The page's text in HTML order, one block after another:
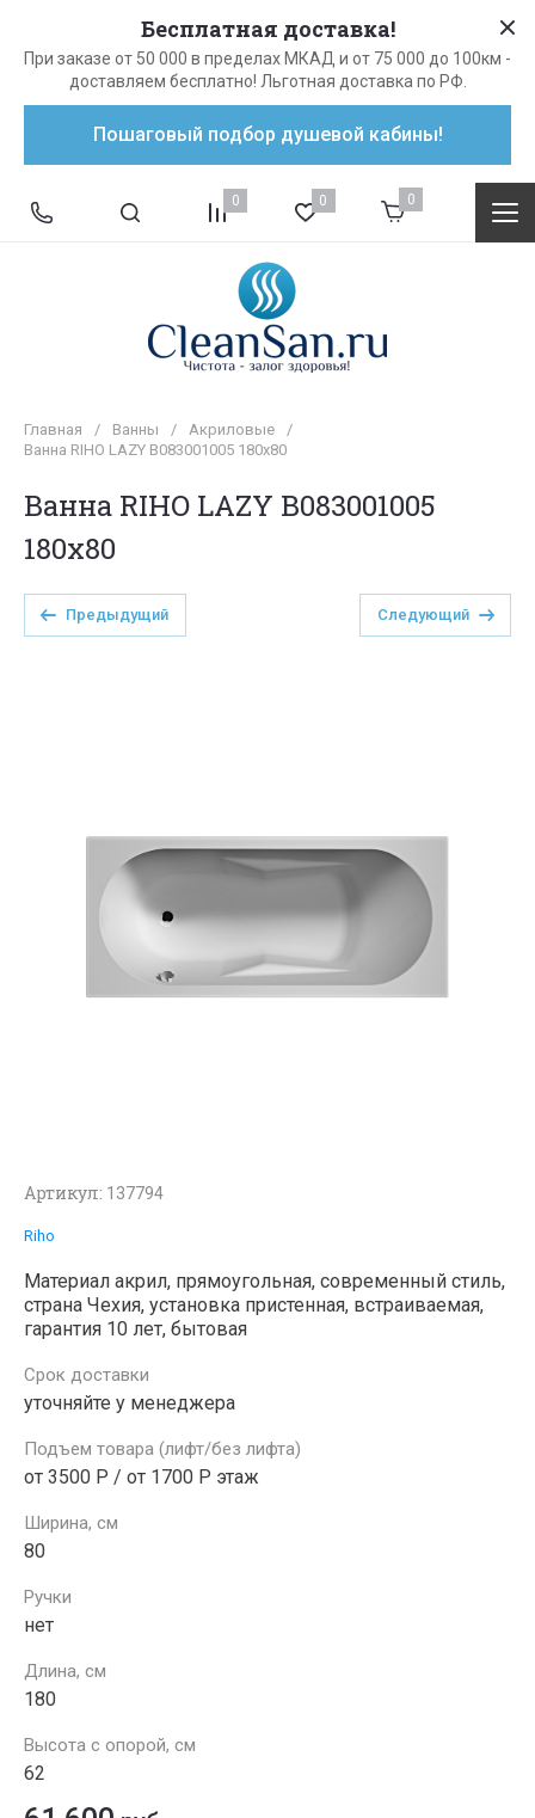
Бесплатная доставка!
При заказе от 50 000 в пределах МКАД и от 75 000 до 100км -
доставляем бесплатно! Льготная доставка по РФ.
Пошаговый подбор душевой кабины!
0 0 0
Главная / Ванны / Акриловые
/
Ванна RIHO LAZY B083001005 180x80
Ванна RIHO LAZY B083001005
180x80
Предыдущий Следующий
Артикул: 137794
Riho
Материал акрил, прямоугольная, современный стиль,
страна Чехия, установка пристенная, встраиваемая,
гарантия 10 лет, бытовая
Срок доставки
уточняйте у менеджера
Подъем товара (лифт/без лифта)
от 3500 Р / от 1700 Р этаж
Ширина, см
80
Ручки
нет
Длина, см
180
Высота с опорой, см
62